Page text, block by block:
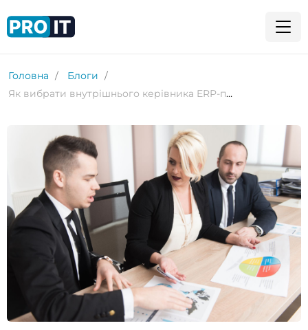
Головна
Блоги
Як вибрати внутрішнього керівника ERP-проєкту?